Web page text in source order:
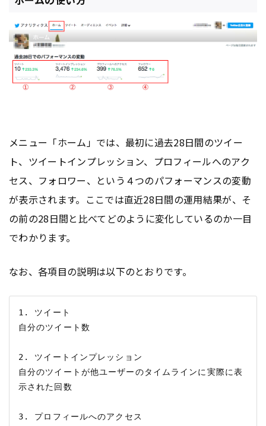
メニュー「ホーム」では、最初に過去28日間のツイー
ト、ツイートインプレッション、プロフィールへのアク
セス、フォロワー、という４つのパフォーマンスの変動
が表示されます。ここでは直近28日間の運用結果が、そ
の前の28日間と比べてどのように変化しているのか一目
でわかります。
なお、各項目の説明は以下のとおりです。
1. ツイート
自分のツイート数
2. ツイートインプレッション
自分のツイートが他ユーザーのタイムラインに実際に表
示された回数
3. プロフィールへのアクセス